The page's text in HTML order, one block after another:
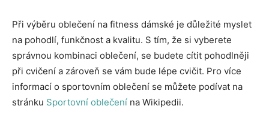
Při výběru oblečení na fitness dámské je důležité myslet
na pohodlí, funkčnost a kvalitu. S tím, že si vyberete
správnou kombinaci oblečení, se budete cítit pohodlněji
při cvičení a zároveň se vám bude lépe cvičit. Pro více
informací o sportovním oblečení se můžete podívat na
stránku Sportovní oblečení na Wikipedii.